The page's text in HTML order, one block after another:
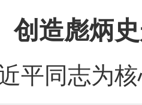
创造彪炳
平同志为